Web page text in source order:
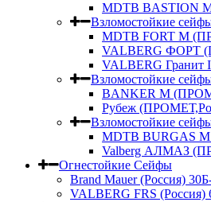
MDTB BASTION
Взломостойкие
MDTB FORT M
VALBERG ФОРТ
VALBERG
Взломостойкие
BANKER M
Рубеж
Взломостойкие
MDTB BURGAS
Valberg АЛМАЗ
Огнестойкие Сейфы
Brand Mauer (Россия)
VALBERG FRS (Россия)